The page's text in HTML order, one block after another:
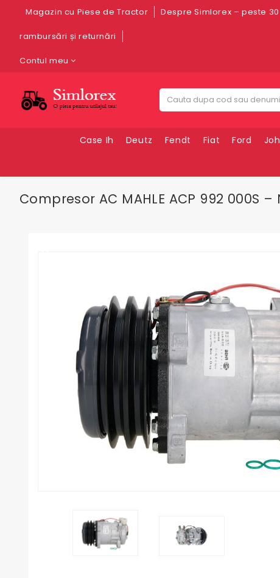
Magazin cu Piese de Tractor Despre Simlorex – peste
rambursări și returnări
Contul meu
Case Ih Deutz Fendt Fiat Ford
Compresor AC MAHLE ACP 992 000S